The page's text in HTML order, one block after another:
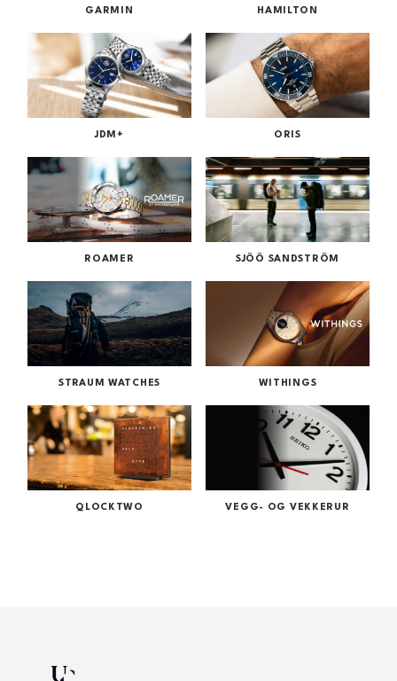
GARMIN HAMILTON
JDM+ ORIS
ROAMER SJÖÖ SANDSTRÖM
STRAUM WATCHES WITHINGS
QLOCKTWO VEGG- OG VEKKERUR